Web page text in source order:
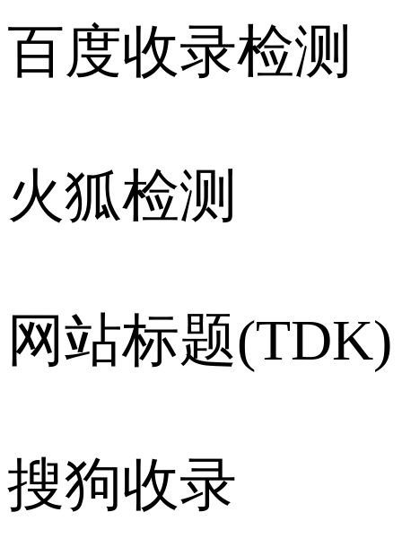
百度收录检测
火狐检测
网站标题(TDK)
搜狗收录